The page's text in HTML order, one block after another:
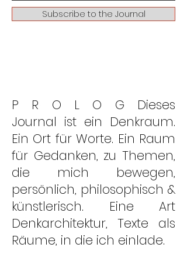
Subscribe to the Journal
P R O L O G Dieses
Journal ist ein Denkraum.
Ein Ort für Worte. Ein Raum
für Gedanken, zu Themen,
die mich bewegen,
persönlich, philosophisch &
künstlerisch. Eine Art
Denkarchitektur, Texte als
Räume, in die ich einlade.